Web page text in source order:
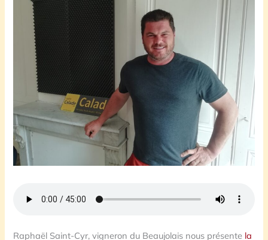
Raphaël Saint-Cyr, vigneron du Beaujolais nous présente la